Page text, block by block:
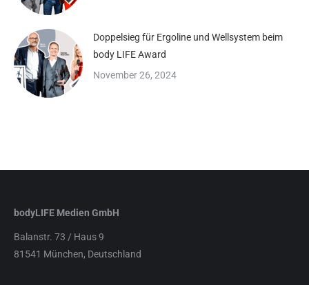
Doppelsieg für Ergoline und Wellsystem beim
body LIFE Award
November 26, 2024
bodyLIFE Medien GmbH
Balanstr. 73 / Haus 9
81541 München, Deutschland